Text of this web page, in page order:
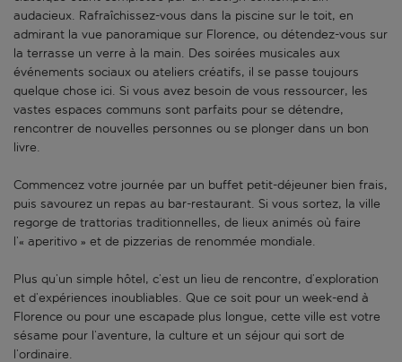
audacieux. Rafraîchissez-vous dans la piscine sur le toit, en
admirant la vue panoramique sur Florence, ou détendez-vous sur
la terrasse un verre à la main. Des soirées musicales aux
événements sociaux ou ateliers créatifs, il se passe toujours
quelque chose ici. Si vous avez besoin de vous ressourcer, les
vastes espaces communs sont parfaits pour se détendre,
rencontrer de nouvelles personnes ou se plonger dans un bon
livre.
Commencez votre journée par un buffet petit-déjeuner bien frais,
puis savourez un repas au bar-restaurant. Si vous sortez, la ville
regorge de trattorias traditionnelles, de lieux animés où faire
l’« aperitivo » et de pizzerias de renommée mondiale.
Plus qu’un simple hôtel, c’est un lieu de rencontre, d’exploration
et d’expériences inoubliables. Que ce soit pour un week-end à
Florence ou pour une escapade plus longue, cette ville est votre
sésame pour l’aventure, la culture et un séjour qui sort de
l’ordinaire.